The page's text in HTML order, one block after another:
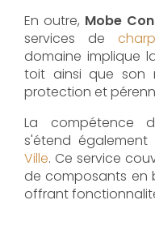
En outre, Mobe
services de
domaine implique
toit ainsi que son
protection et
La compétence
s'étend également
Ville. Ce service
de composants en
offrant